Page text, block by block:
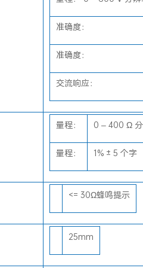
准确度：
准确度：
交流响应：
量程： 0 – 400 Ω
量程： 1% ± 5 个字
<= 30Ω蜂鸣提示
25mm